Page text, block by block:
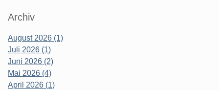
Archiv
August 2026 (1)
Juli 2026 (1)
Juni 2026 (2)
Mai 2026 (4)
April 2026 (1)